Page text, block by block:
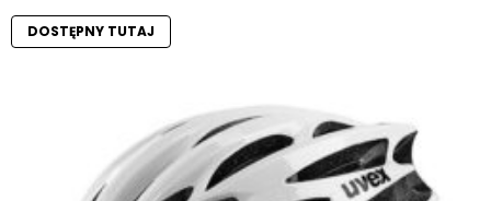
DOSTĘPNY TUTAJ